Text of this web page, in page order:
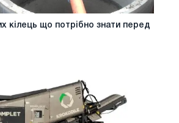
кілець що потрібно знати перед